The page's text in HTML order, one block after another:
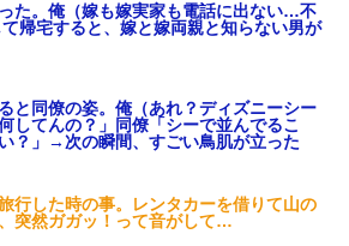
た。俺（嫁も嫁実家も電話に出ない…不
帰宅すると、嫁と嫁両親と知らない男が
と同僚の姿。俺（あれ？ディズニーシー
してんの？」同僚「シーで並んでるこ
？」→次の瞬間、すごい鳥肌が立った
行した時の事。レンタカーを借りて山の
突然ガガッ！って音がして…